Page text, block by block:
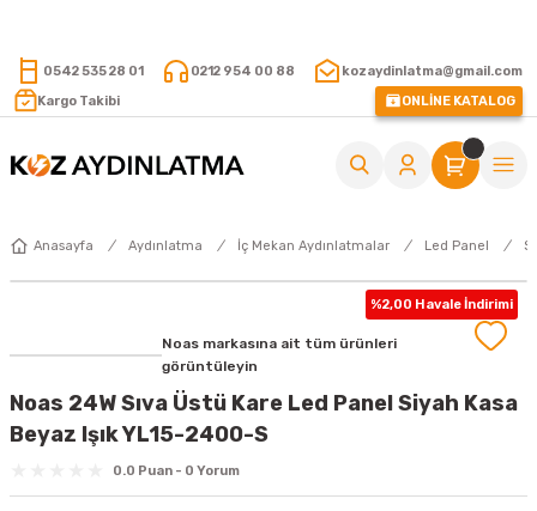
0542 535 28 01 0212 954 00 88
kozaydinlatma@gmail.com
Kargo Takibi
ONLİNE KATALOG
Anasayfa Aydınlatma İç Mekan Aydınlatmalar Led Panel
%2,00 Havale İndirimi
Noas markasına ait tüm ürünleri
görüntüleyin
Noas 24W Sıva Üstü Kare Led Panel Siyah Kasa
Beyaz Işık YL15-2400-S
0.0 Puan - 0 Yorum